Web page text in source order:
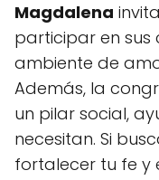
Magdalena
participar en sus
ambiente de
Además, la
un pilar social,
necesitan. Si
fortalecer tu fe y